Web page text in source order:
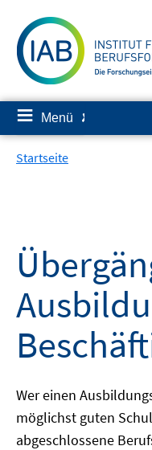
zum
Inhalt
≡ Menü ✘
Startseite
Wer einen
möglichst guten
abgeschlossene